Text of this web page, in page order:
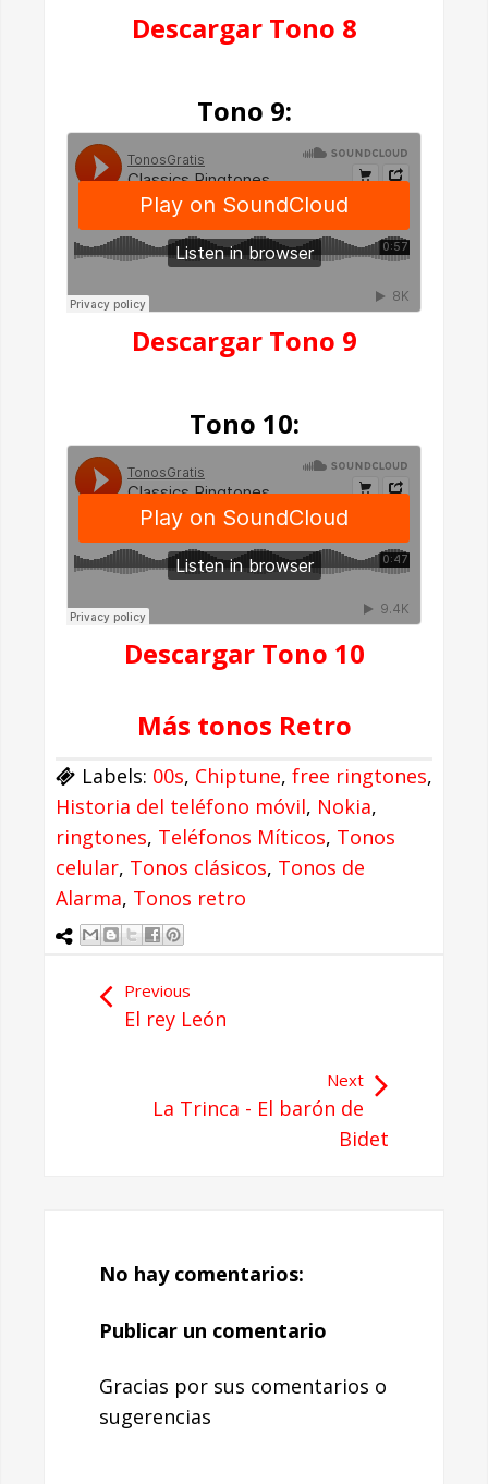
Descargar Tono 8
Tono 9:
Descargar Tono 9
Tono 10:
Descargar Tono 10
Más tonos Retro
Labels: 00s, Chiptune, free ringtones,
Historia del teléfono móvil, Nokia,
ringtones, Teléfonos Míticos, Tonos
celular, Tonos clásicos, Tonos de
Alarma, Tonos retro
Previous
El rey León
Next
La Trinca - El barón de
Bidet
No hay comentarios:
Publicar un comentario
Gracias por sus comentarios o
sugerencias